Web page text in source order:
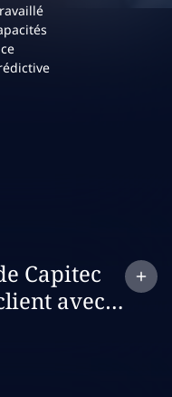
Capitec
avec